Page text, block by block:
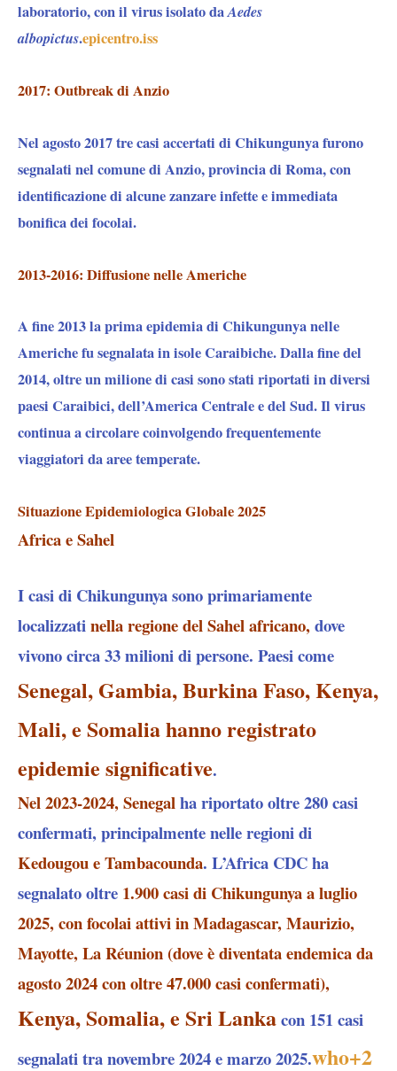
laboratorio, con il virus isolato daAedes
albopictus.epicentro.iss
2017: Outbreak di Anzio
Nel agosto 2017 tre casi accertati di Chikungunya furono
segnalati nel comune di Anzio, provincia di Roma, con
identificazione di alcune zanzare infette e immediata
bonifica dei focolai.
2013-2016: Diffusione nelle Americhe
A fine 2013 la prima epidemia di Chikungunya nelle
Americhe fu segnalata in isole Caraibiche. Dalla fine del
2014, oltre un milione di casi sono stati riportati in diversi
paesi Caraibici, dell’America Centrale e del Sud. Il virus
continua a circolare coinvolgendo frequentemente
viaggiatori da aree temperate.
Situazione Epidemiologica Globale 2025
Africa e Sahel
I casi di Chikungunya sono primariamente
localizzatinella regione del Sahel africano,dove
vivono circa 33 milioni di persone. Paesi come
Senegal, Gambia, Burkina Faso, Kenya,
Mali, e Somalia hanno registrato
epidemie significative.
Nel 2023-2024, Senegalha riportato oltre 280 casi
confermati, principalmente nelle regioni di
Kedougou e Tambacounda. L’Africa CDC ha
segnalato oltre 1.900 casi di Chikungunya a luglio
2025, con focolai attivi in Madagascar, Maurizio,
Mayotte, La Réunion (dove è diventata endemica da
agosto 2024 con oltre 47.000 casi confermati),
Kenya, Somalia, e Sri Lankacon 151 casi
segnalati tra novembre 2024 e marzo 2025.who+2